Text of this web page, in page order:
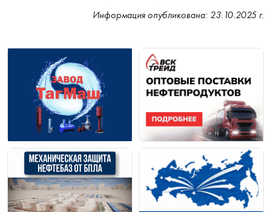
Информация опубликована: 23.10.2025 г.